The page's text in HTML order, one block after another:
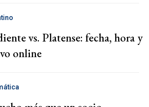
vs. Platense: fecha, hora y
online